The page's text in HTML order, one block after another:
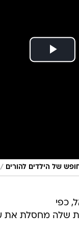
של הילדים להורים /
כפי
מחסלת את